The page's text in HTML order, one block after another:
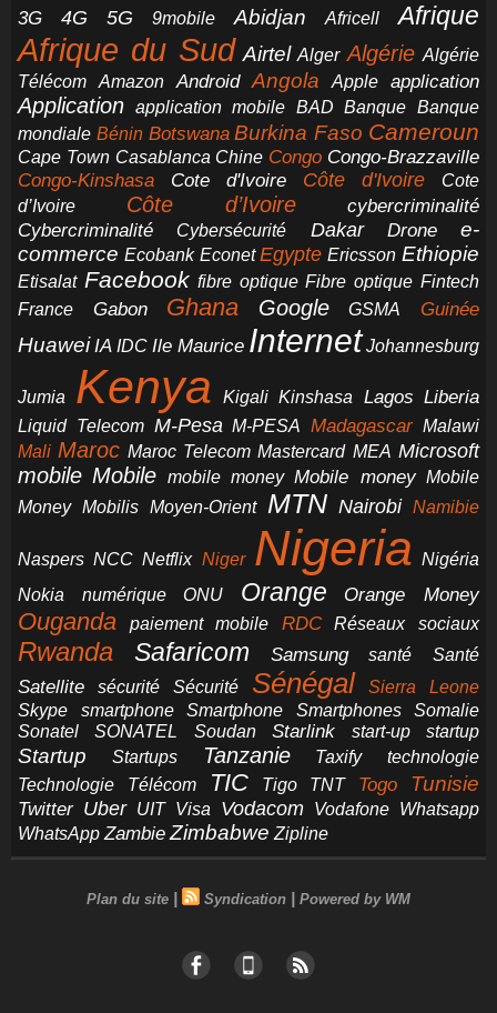
3G 4G 5G 9mobile Abidjan Africell Afrique
Afrique du Sud Airtel Alger Algérie Algérie
Télécom
Amazon Android Angola Apple application
Application application mobile BAD Banque Banque
mondiale Bénin Botswana Burkina Faso Cameroun
Cape Town Casablanca Chine Congo Congo-Brazzaville
Congo-Kinshasa Cote d'Ivoire Côte d'Ivoire
Cote
d’Ivoire
Côte d’Ivoire
cybercriminalité
Cybercriminalité
Cybersécurité Dakar Drone
e-
commerce Ecobank Econet Egypte Ericsson Ethiopie
Etisalat Facebook fibre optique Fibre optique Fintech
France
Gabon Ghana Google GSMA Guinée
Huawei IA IDC Ile Maurice Internet Johannesburg
Jumia Kenya Kigali Kinshasa Lagos Liberia
Liquid Telecom M-Pesa M-PESA Madagascar Malawi
Mali Maroc Maroc Telecom Mastercard MEA Microsoft
mobile Mobile mobile money Mobile money Mobile
Money Mobilis Moyen-Orient MTN Nairobi Namibie
Naspers NCC Netflix Niger Nigeria Nigéria
Nokia
numérique ONU Orange Orange Money
Ouganda paiement mobile RDC Réseaux sociaux
Rwanda Safaricom Samsung santé Santé
Satellite sécurité Sécurité Sénégal
Sierra Leone
Skype
smartphone Smartphone Smartphones
Somalie
Sonatel
SONATEL Soudan Starlink start-up startup
Startup Startups Tanzanie Taxify
technologie
Technologie
Télécom TIC Tigo TNT Togo Tunisie
Twitter Uber UIT Visa Vodacom Vodafone Whatsapp
WhatsApp Zambie Zimbabwe Zipline
Plan du site | Syndication | Powered by WM